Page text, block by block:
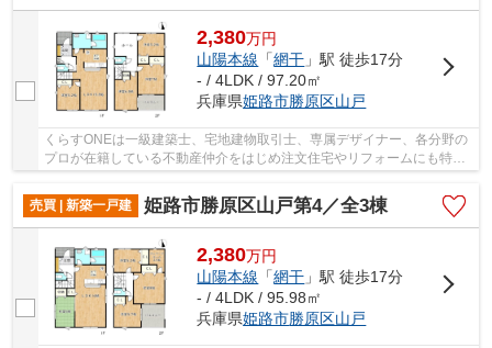
2,380万円
山陽本線 「網干 」駅 徒歩17分
- / 4LDK / 97.20㎡
兵庫県姫路市勝原区山戸
くらすONEは一級建築士、宅地建物取引士、専属デザイナー、各分野の
プロが在籍している不動産仲介をはじめ注文住宅やリフォームにも特化
売買 | 新築一戸建
姫路市勝原区山戸第4／全3棟
2,380万円
山陽本線 「網干 」駅 徒歩17分
- / 4LDK / 95.98㎡
兵庫県姫路市勝原区山戸